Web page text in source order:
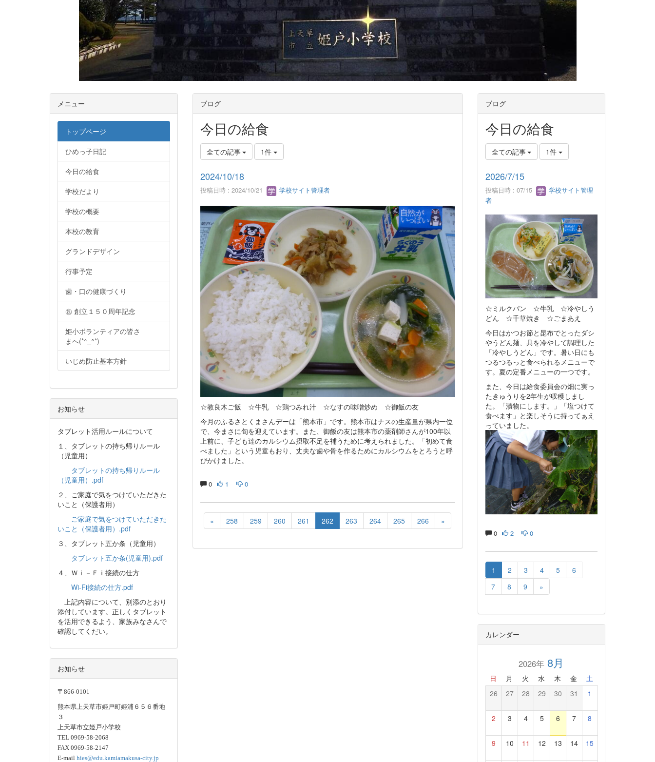
ブログ
今日の給食
全ての記事 1件
2024/10/18
投稿日時 : 2024/10/21 学校サイト管理者
☆教良木ご飯 ☆牛乳 ☆鶏つみれ汁 ☆なすの味噌炒め ☆御飯の友
今月のふるさとくまさんデーは「熊本市」です。熊本市はナスの生産量が県内一位
で、今まさに旬を迎えています。また、御飯の友は熊本市の薬剤師さんが100年以
上前に、子ども達のカルシウム摂取不足を補うために考えられました。「初めて食
べました」という児童もおり、丈夫な歯や骨を作るためにカルシウムをとろうと呼
びかけました。
0 1 0
« 258 259 260 261 262 263 264 265 266 »
メニュー
トップページ
ひめっ子日記
今日の給食
学校だより
学校の概要
本校の教育
グランドデザイン
行事予定
歯・口の健康づくり
㊗ 創立１５０周年記念
姫小ボランティアの皆さ
まへ(*^_^*)
いじめ防止基本方針
お知らせ
タブレット活用ルールについて
１、タブレットの持ち帰りルール
（児童用）
タブレットの持ち帰りルール
（児童用）.pdf
２、ご家庭で気をつけていただきた
いこと（保護者用）
ご家庭で気をつけていただきた
いこと（保護者用）.pdf
３、タブレット五か条（児童用）
タブレット五か条(児童用).pdf
４、Ｗｉ－Ｆｉ接続の仕方
Wi-Fi接続の仕方.pdf
上記内容について、別添のとおり
添付しています。正しくタブレット
を活用できるよう、家族みなさんで
確認してくだい。
お知らせ
〒866-0101
熊本県上天草市姫戸町姫浦６５６番地
３
上天草市立姫戸小学校
TEL 0969-58-2068
FAX 0969-58-2147
E-mail hies@edu.kamiamakusa-city.jp
ブログ
今日の給食
全ての記事 1件
2026/7/15
投稿日時 : 07/15
学校サイト管理
者
☆ミルクパン ☆牛乳 ☆冷やしう
どん ☆千草焼き ☆ごまあえ
今日はかつお節と昆布でとったダシ
やうどん麺、具を冷やして調理した
「冷やしうどん」です。暑い日にも
つるつるっと食べられるメニューで
す。夏の定番メニューの一つです。
また、今日は給食委員会の畑に実っ
たきゅうりを2年生が収穫しまし
た。「漬物にします。」「塩つけて
食べます」と楽しそうに持ってぁえ
っていました。
0 2 0
1 2 3 4 5
6
7
8 9 »
カレンダー
2026年 8月
日 月 火 水 木 金 土
26 27 28 29 30 31 1
2 3 4 5 6 7 8
9 10 11 12 13 14 15